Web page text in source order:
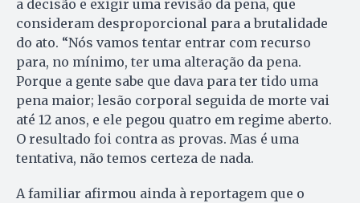
a decisão e exigir uma revisão da pena, que
consideram desproporcional para a brutalidade
do ato. “Nós vamos tentar entrar com recurso
para, no mínimo, ter uma alteração da pena.
Porque a gente sabe que dava para ter tido uma
pena maior; lesão corporal seguida de morte vai
até 12 anos, e ele pegou quatro em regime aberto.
O resultado foi contra as provas. Mas é uma
tentativa, não temos certeza de nada.
A familiar afirmou ainda à reportagem que o